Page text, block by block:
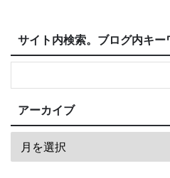
サイト内検索。ブログ内キー
アーカイブ